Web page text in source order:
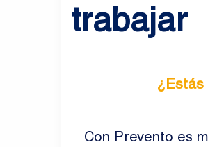
trabajar
¿Estás
Con Prevento es